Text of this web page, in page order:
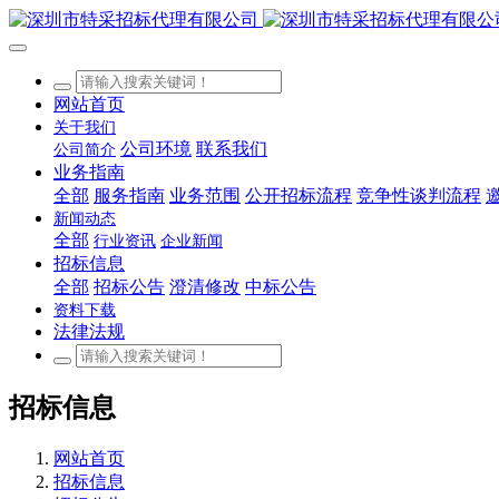
网站首页
关于我们
公司简介 公司环境 联系我们
业务指南
全部 服务指南 业务范围 公开招标流程 竞争性谈判流程
新闻动态
全部 行业资讯 企业新闻
招标信息
全部 招标公告 澄清修改 中标公告
资料下载
法律法规
招标信息
网站首页
招标信息